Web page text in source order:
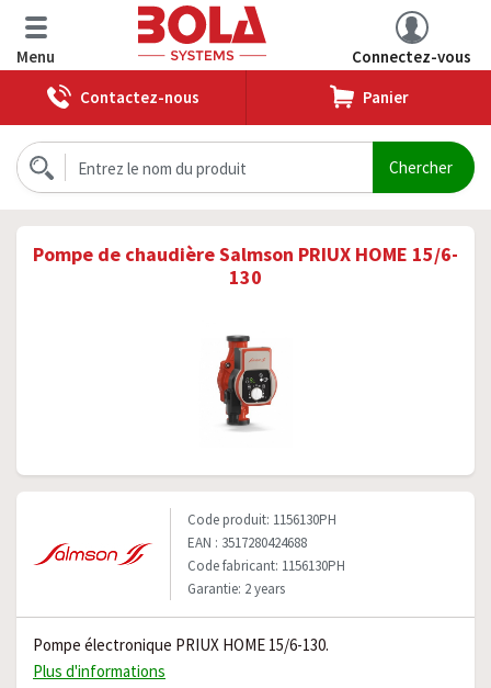
Menu
Connectez-vous
Contactez-nous
Panier
Pompe de chaudière Salmson PRIUX HOME 15/6-
130
Code produit: 1156130PH
EAN : 3517280424688
Code fabricant: 1156130PH
Garantie: 2 years
Pompe électronique PRIUX HOME 15/6-130.
Plus d'informations